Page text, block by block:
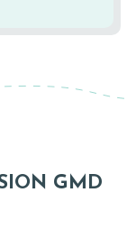
GMD